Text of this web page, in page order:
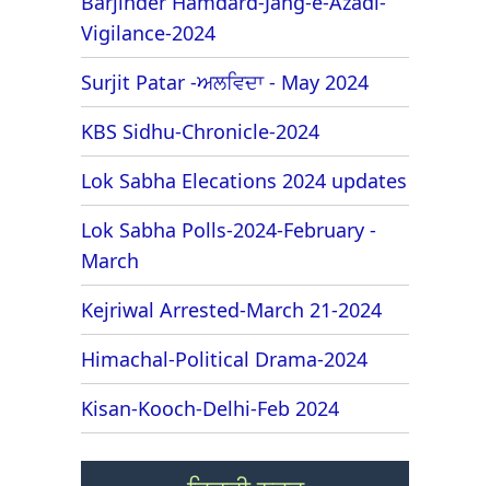
Vigilance-2024
Surjit Patar -ਅਲਵਿਦਾ - May 2024
KBS Sidhu-Chronicle-2024
Lok Sabha Elecations 2024 updates
Lok Sabha Polls-2024-February -
March
Kejriwal Arrested-March 21-2024
Himachal-Political Drama-2024
Kisan-Kooch-Delhi-Feb 2024